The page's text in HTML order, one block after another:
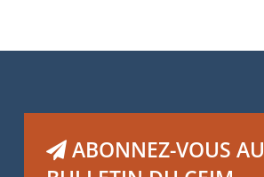
ABONNEZ-VOUS AU